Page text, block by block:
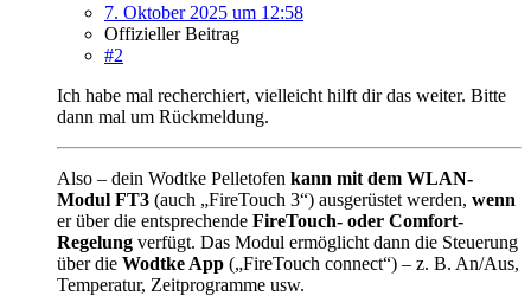
7. Oktober 2025 um 12:58
Offizieller Beitrag
#2
Ich habe mal recherchiert, vielleicht hilft dir das weiter. Bitte
dann mal um Rückmeldung.
Also – dein Wodtke Pelletofen kann mit dem WLAN-
Modul FT3 (auch „FireTouch 3“) ausgerüstet werden, wenn
er über die entsprechende FireTouch- oder Comfort-
Regelung verfügt. Das Modul ermöglicht dann die Steuerung
über die Wodtke App („FireTouch connect“) – z. B. An/Aus,
Temperatur, Zeitprogramme usw.